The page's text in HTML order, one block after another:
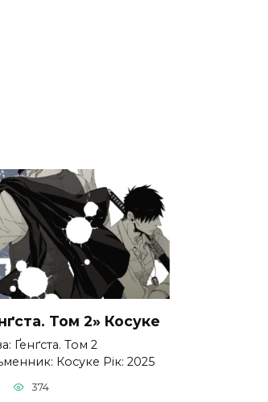
Том 2» Косуке
Ґенґста. Том 2
Косуке Рік: 2025
374